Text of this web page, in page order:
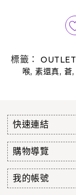
標籤： OUTLET
喉, 素還真, 蒼,
快速連結
購物導覽
我的帳號